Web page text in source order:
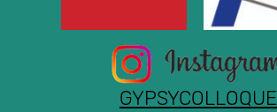
GYPSYCOLLOQUE